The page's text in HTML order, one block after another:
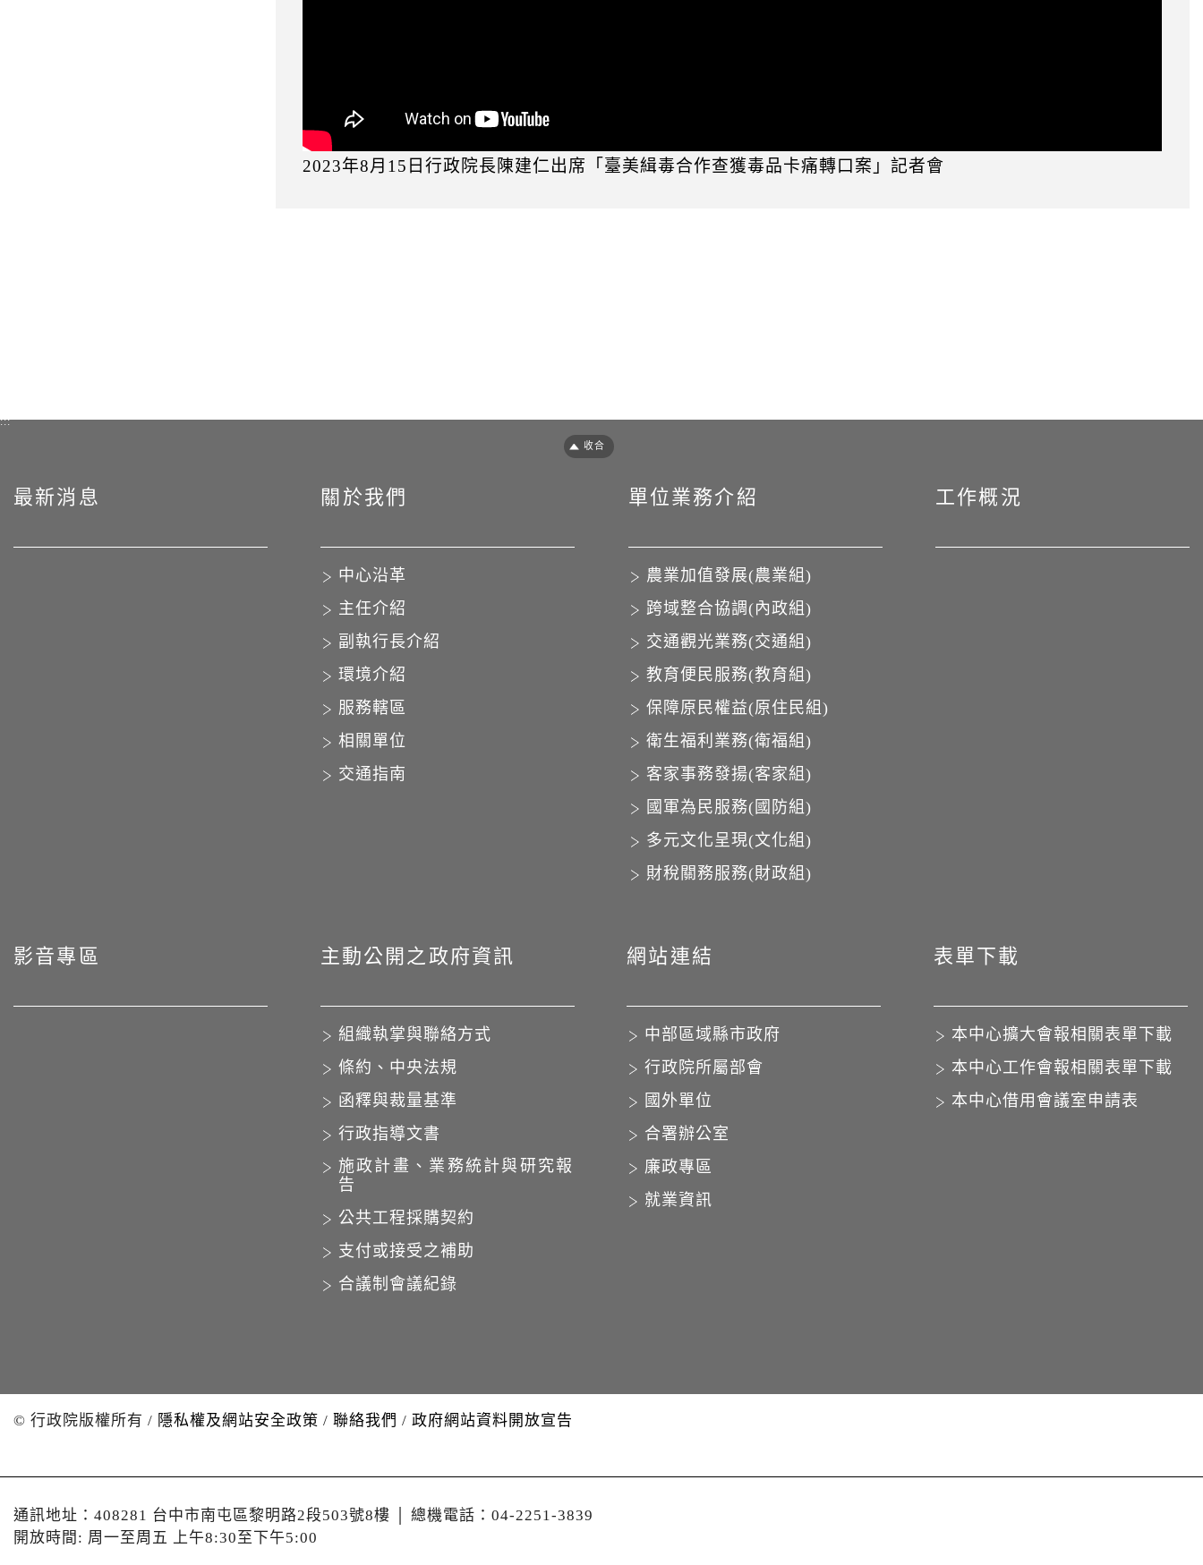
2023年8月15日行政院長陳建仁出席「臺美緝毒合作查獲毒品卡痛轉口案」記者會
:::
最新消息 關於我們
中心沿革
主任介紹
副執行長介紹
環境介紹
服務轄區
相關單位
交通指南
單位業務介紹
農業加值發展(農業組)
跨域整合協調(內政組)
交通觀光業務(交通組)
教育便民服務(教育組)
保障原民權益(原住民組)
衛生福利業務(衛福組)
客家事務發揚(客家組)
國軍為民服務(國防組)
多元文化呈現(文化組)
財稅關務服務(財政組)
工作概況
影音專區 主動公開之政府資訊
組織執掌與聯絡方式
條約、中央法規
函釋與裁量基準
行政指導文書
施政計畫、業務統計與研究報
告
公共工程採購契約
支付或接受之補助
合議制會議紀錄
網站連結
中部區域縣市政府
行政院所屬部會
國外單位
合署辦公室
廉政專區
就業資訊
表單下載
本中心擴大會報相關表單下載
本中心工作會報相關表單下載
本中心借用會議室申請表
© 行政院版權所有 / 隱私權及網站安全政策 / 聯絡我們 / 政府網站資料開放宣告
通訊地址：408281 台中市南屯區黎明路2段503號8樓
總機電話：04-2251-3839
開放時間: 周一至周五 上午8:30至下午5:00